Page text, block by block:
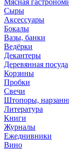
Мясная
Сыры
Аксессуары
Бокалы
Вазы, банки
Ведёрки
Декантеры
Деревянная посуда
Корзины
Пробки
Свечи
Штопоры,
Литература
Книги
Журналы
Ежеднивники
Вино